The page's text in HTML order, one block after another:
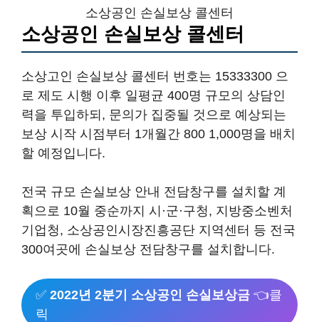
소상공인 손실보상 콜센터
소상공인 손실보상 콜센터
소상고인 손실보상 콜센터 번호는 15333300 으
로 제도 시행 이후 일평균 400명 규모의 상담인
력을 투입하되, 문의가 집중될 것으로 예상되는
보상 시작 시점부터 1개월간 800 1,000명을 배치
할 예정입니다.
전국 규모 손실보상 안내 전담창구를 설치할 계
획으로 10월 중순까지 시·군·구청, 지방중소벤처
기업청, 소상공인시장진흥공단 지역센터 등 전국
300여곳에 손실보상 전담창구를 설치합니다.
✅ 2022년 2분기 소상공인 손실보상금 👈클
릭